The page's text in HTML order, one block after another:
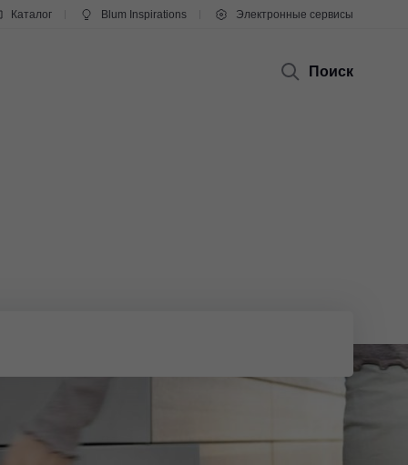
Каталог Blum Inspirations Электронные сервисы
Поиск